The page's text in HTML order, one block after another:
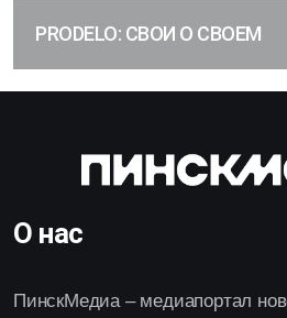
PRODELO: СВОИ О СВОЕМ
О нас
ПинскМедиа – медиапортал